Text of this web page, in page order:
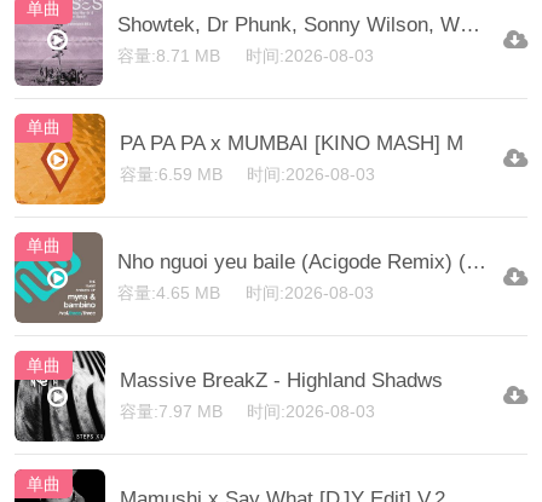
单曲
Showtek, Dr Phunk, Sonny Wilson, We Are Loud, Lockdow
容量:8.71 MB 时间:2026-08-03
单曲
PA PA PA x MUMBAI [KINO MASH] M
容量:6.59 MB 时间:2026-08-03
单曲
Nho nguoi yeu baile (Acigode Remix) (Extended Mix)
容量:4.65 MB 时间:2026-08-03
单曲
Massive BreakZ - Highland Shadws
容量:7.97 MB 时间:2026-08-03
单曲